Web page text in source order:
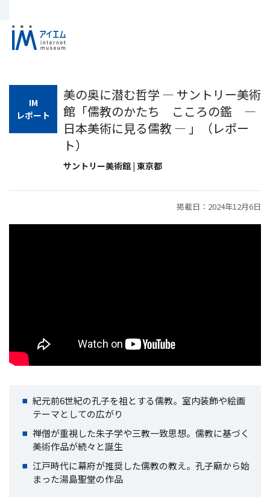
IM
レポート
美の奥に潜む哲学 ― サントリー美術
館「儒教のかたち こころの鑑 ―
日本美術に見る儒教 ― 」（レポー
ト）
サントリー美術館 | 東京都
掲載日：2024年12月6日
紀元前6世紀の孔子を祖とする儒教。室内装飾や絵画
テーマとしての広がり
禅僧が重視した朱子学や三教一致思想。儒教に基づく
美術作品が続々と誕生
江戸時代に幕府が推奨した儒教の教え。孔子廟から始
まった湯島聖堂の作品